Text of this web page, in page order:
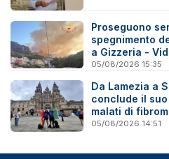
Proseguono
spegnimento
a Gizzeria -
05/08/2026 15:35
Da Lamezia a
conclude il
malati di
05/08/2026 14:51